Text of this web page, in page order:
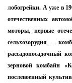
лобогрейки. А уже в
отечественных
моторы, первые
сельхозорудия —
рассадопосадочный
зерновой комбайн
послевоенный